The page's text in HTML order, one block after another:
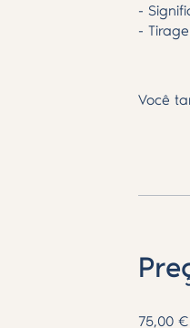
-
-
Você
75,00 €